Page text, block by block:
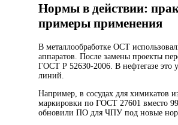
Нормы в действии:
примеры применения
В металлообработке ОСТ
аппаратов. После замены проекты
ГОСТ Р 52630-2006. В нефтегазе это
линий.
Например, в сосудах для химикатов
маркировки по ГОСТ 27601 вместо
обновили ПО для ЧПУ под новые